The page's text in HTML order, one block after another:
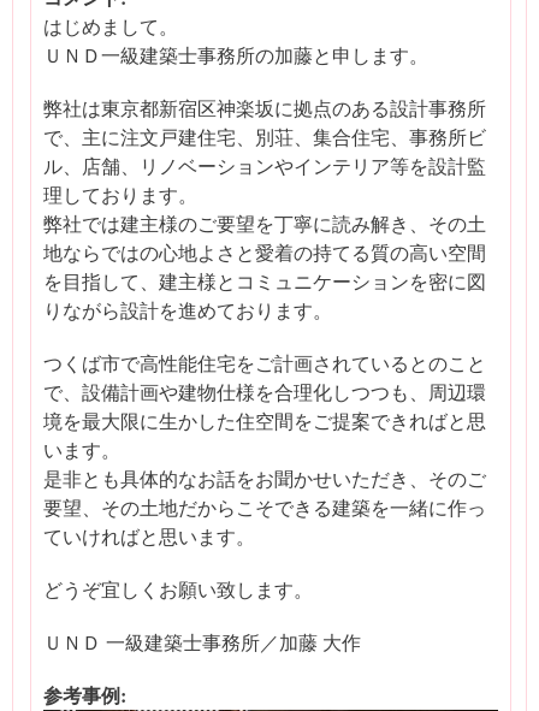
はじめまして。
ＵＮＤ一級建築士事務所の加藤と申します。
弊社は東京都新宿区神楽坂に拠点のある設計事務所
で、主に注文戸建住宅、別荘、集合住宅、事務所ビ
ル、店舗、リノベーションやインテリア等を設計監
理しております。
弊社では建主様のご要望を丁寧に読み解き、その土
地ならではの心地よさと愛着の持てる質の高い空間
を目指して、建主様とコミュニケーションを密に図
りながら設計を進めております。
つくば市で高性能住宅をご計画されているとのこと
で、設備計画や建物仕様を合理化しつつも、周辺環
境を最大限に生かした住空間をご提案できればと思
います。
是非とも具体的なお話をお聞かせいただき、そのご
要望、その土地だからこそできる建築を一緒に作っ
ていければと思います。
どうぞ宜しくお願い致します。
ＵＮＤ 一級建築士事務所／加藤 大作
参考事例: